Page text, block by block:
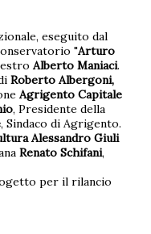
eseguito dal
"Arturo
Alberto Maniaci.
Roberto Albergoni,
Agrigento Capitale
, Presidente della
, Sindaco di Agrigento.
Alessandro Giuli
Renato Schifani,
per il rilancio